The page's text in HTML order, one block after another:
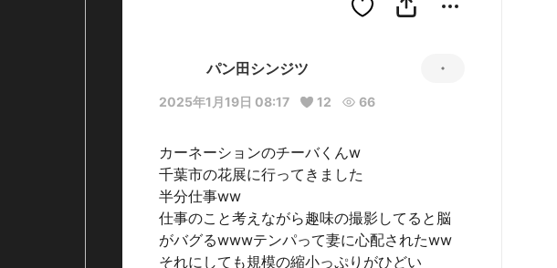
パン田シンジツ
2025年1月19日 08:17 12 66
カーネーションのチーバくんw
千葉市の花展に行ってきました
半分仕事ww
仕事のこと考えながら趣味の撮影してると脳
がバグるwwwテンパって妻に心配されたww
それにしても規模の縮小っぷりがひどい